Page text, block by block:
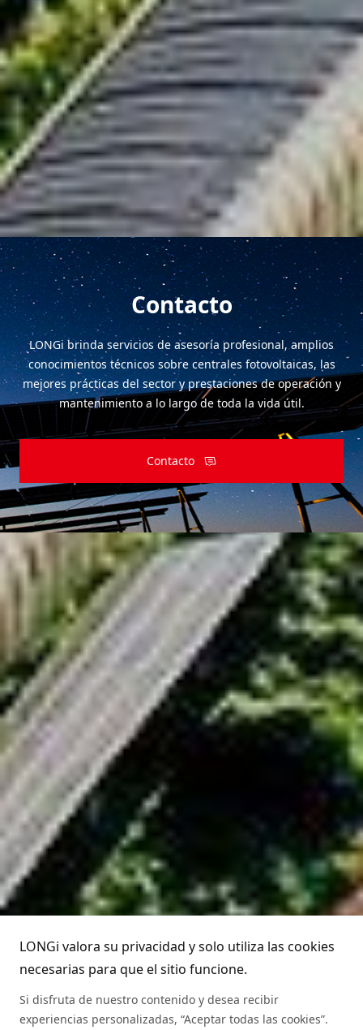
¿Cuáles son los principios generales del diseño
aplicado a la energía fotovoltaica en terrenos
montañosos complejos?
Contacto
LONGi brinda servicios de asesoría profesional, amplios
conocimientos técnicos sobre centrales fotovoltaicas, las
mejores prácticas del sector y prestaciones de operación y
mantenimiento a lo largo de toda la vida útil.
Contacto
Suscribirse
Acerca de LONGi
Acerca de LONGi
Globalización
Equipo directivo
Sostenibilidad
Tecnología
Novedades
Servicio
Descargar
Preguntas frecuentes
Aplicaciones
Socios
(+86) 4008 601012
LONGi valora su privacidad y solo utiliza las cookies
necesarias para que el sitio funcione.
Si disfruta de nuestro contenido y desea recibir
experiencias personalizadas, “Aceptar todas las cookies”.